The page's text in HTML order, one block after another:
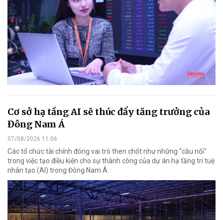
Cơ sở hạ tầng AI sẽ thúc đẩy tăng trưởng của
Đông Nam Á
07/08/2026 11:06
Các tổ chức tài chính đóng vai trò then chốt như những "cầu nối"
trong việc tạo điều kiện cho sự thành công của dự án hạ tầng trí tuệ
nhân tạo (AI) trong Đông Nam Á.